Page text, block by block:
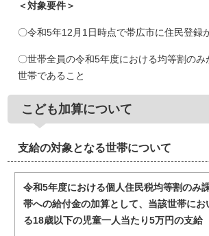
＜対象要件＞
〇令和5年12月1日時点で帯広市に住民登録
〇世帯全員の令和5年度における均等割のみ
世帯であること
こども加算について
支給の対象となる世帯について
令和5年度における個人住民税均等割のみ
帯への給付金の加算として、当該世帯にお
る18歳以下の児童一人当たり5万円の支給